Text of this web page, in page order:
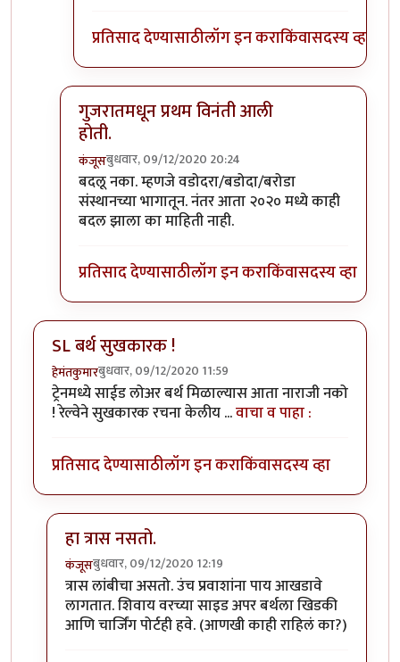
प्रतिसाद देण्यासाठीलॉग इन कराकिंवासदस्य व्हा
गुजरातमधून प्रथम विनंती आली
होती.
कंजूसबुधवार, 09/12/2020 20:24
In reply toमाथेरानची आहेच.byकंजूस
बदलू नका. म्हणजे वडोदरा/बडोदा/बरोडा
संस्थानच्या भागातून. नंतर आता २०२० मध्ये काही
बदल झाला का माहिती नाही.
प्रतिसाद देण्यासाठीलॉग इन कराकिंवासदस्य व्हा
SL बर्थ सुखकारक !
हेमंतकुमारबुधवार, 09/12/2020 11:59
ट्रेनमध्ये साईड लोअर बर्थ मिळाल्यास आता नाराजी नको
! रेल्वेने सुखकारक रचना केलीय ...वाचा व पाहा :
प्रतिसाद देण्यासाठीलॉग इन कराकिंवासदस्य व्हा
हा त्रास नसतो.
कंजूसबुधवार, 09/12/2020 12:19
In reply toSL बर्थ सुखकारक !byहेमंतकुमार
त्रास लांबीचा असतो. उंच प्रवाशांना पाय आखडावे
लागतात. शिवाय वरच्या साइड अपर बर्थला खिडकी
आणि चार्जिंग पोर्टही हवे. (आणखी काही राहिलं का?)